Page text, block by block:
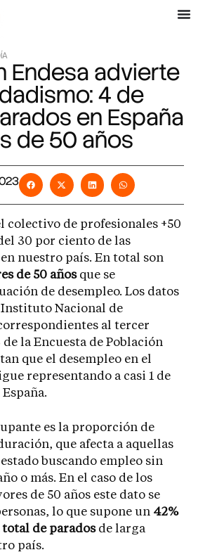
Endesa advierte
4 de
en España
de 50 años
colectivo de profesionales +50
30 por ciento de las
nuestro país. En total son
de 50 añosque se
de desempleo. Los datos
Nacional de
al tercer
la Encuesta de Población
que el desempleo en el
representando a casi 1 de
es la proporción de
que afecta a aquellas
buscando empleo sin
o más. En el caso de los
de 50 años este dato se
lo que supone un 42%
de paradosde larga
país.